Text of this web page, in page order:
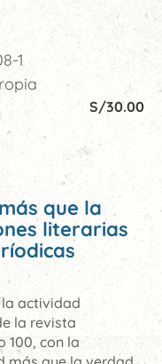
1
S/30.00
que la
literarias
actividad
la revista
100, con la